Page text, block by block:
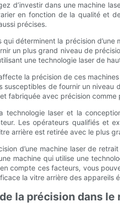
d’investir dans une machine
en fonction de la qualité et
précises.
qui déterminent la précision
un plus grand niveau de
une technologie laser de
la précision de ces
susceptibles de fournir un niveau
fabriquée avec précision comme
technologie laser et la
Les opérateurs qualifiés et
arrière est retirée avec le plus
d’une machine laser de
machine qui utilise une
compte ces facteurs, vous
la vitre arrière des appareils
la précision dans